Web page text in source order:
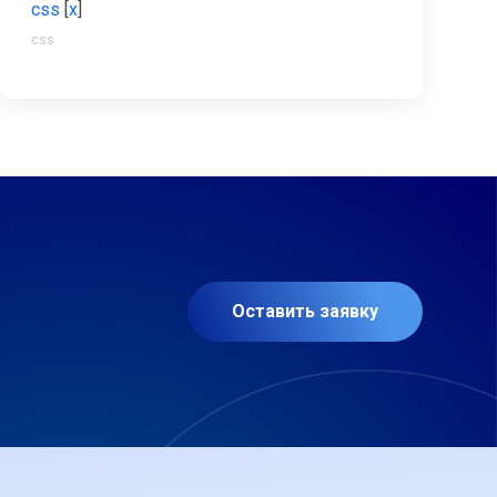
css [x]
css
Оставить заявку